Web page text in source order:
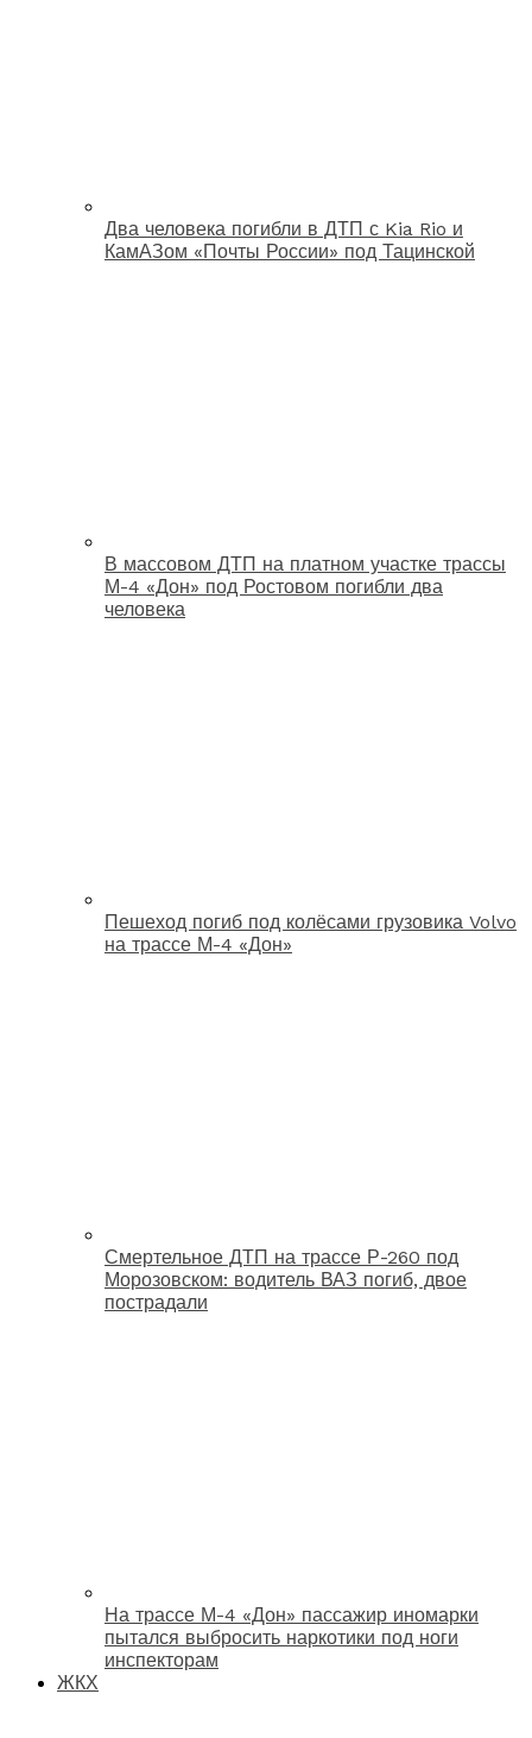
Два человека погибли в ДТП с Kia Rio и
КамАЗом «Почты России» под Тацинской
В массовом ДТП на платном участке трассы
М-4 «Дон» под Ростовом погибли два
человека
Пешеход погиб под колёсами грузовика Volvo
на трассе М-4 «Дон»
Смертельное ДТП на трассе Р-260 под
Морозовском: водитель ВАЗ погиб, двое
пострадали
На трассе М-4 «Дон» пассажир иномарки
пытался выбросить наркотики под ноги
инспекторам
ЖКХ